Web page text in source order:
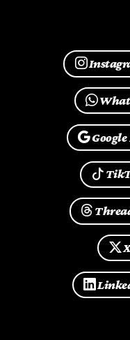
Google
X